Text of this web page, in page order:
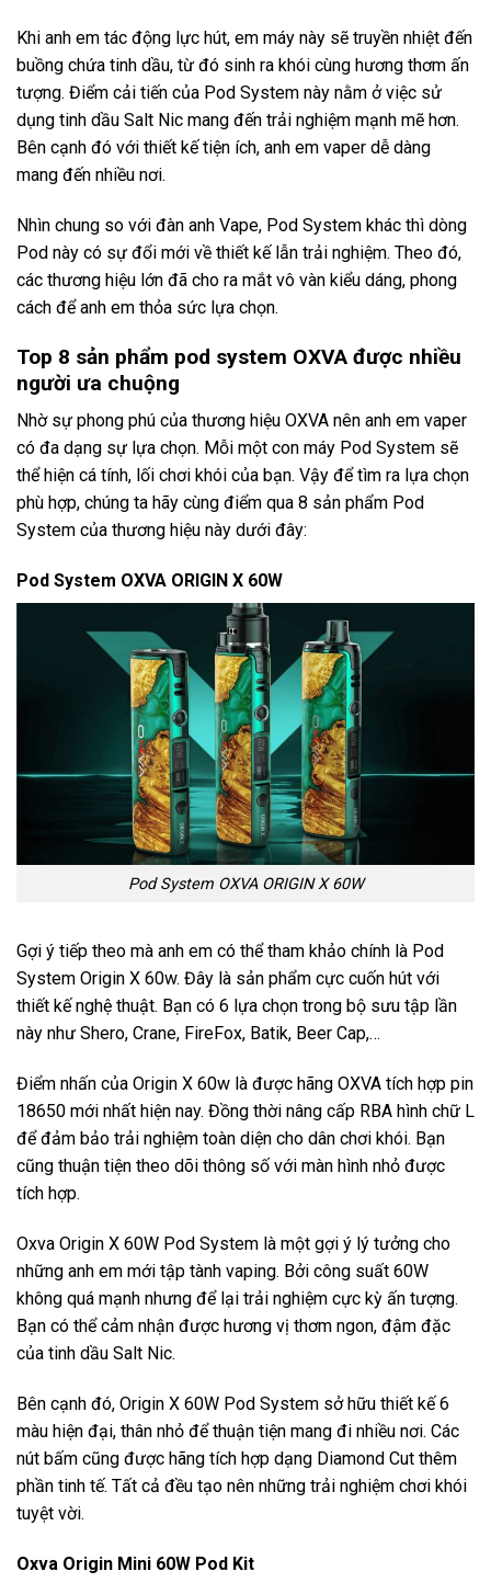
Khi anh em tác động lực hút, em máy này sẽ truyền nhiệt đến
buồng chứa tinh dầu, từ đó sinh ra khói cùng hương thơm ấn
tượng. Điểm cải tiến của Pod System này nằm ở việc sử
dụng tinh dầu Salt Nic mang đến trải nghiệm mạnh mẽ hơn.
Bên cạnh đó với thiết kế tiện ích, anh em vaper dễ dàng
mang đến nhiều nơi.
Nhìn chung so với đàn anh Vape, Pod System khác thì dòng
Pod này có sự đổi mới về thiết kế lẫn trải nghiệm. Theo đó,
các thương hiệu lớn đã cho ra mắt vô vàn kiểu dáng, phong
cách để anh em thỏa sức lựa chọn.
Top 8 sản phẩm pod system OXVA được nhiều
người ưa chuộng
Nhờ sự phong phú của thương hiệu OXVA nên anh em vaper
có đa dạng sự lựa chọn. Mỗi một con máy Pod System sẽ
thể hiện cá tính, lối chơi khói của bạn. Vậy để tìm ra lựa chọn
phù hợp, chúng ta hãy cùng điểm qua 8 sản phẩm Pod
System của thương hiệu này dưới đây:
Pod System OXVA ORIGIN X 60W
Pod System OXVA ORIGIN X 60W
Gợi ý tiếp theo mà anh em có thể tham khảo chính là Pod
System Origin X 60w. Đây là sản phẩm cực cuốn hút với
thiết kế nghệ thuật. Bạn có 6 lựa chọn trong bộ sưu tập lần
này như Shero, Crane, FireFox, Batik, Beer Cap,…
Điểm nhấn của Origin X 60w là được hãng OXVA tích hợp pin
18650 mới nhất hiện nay. Đồng thời nâng cấp RBA hình chữ L
để đảm bảo trải nghiệm toàn diện cho dân chơi khói. Bạn
cũng thuận tiện theo dõi thông số với màn hình nhỏ được
tích hợp.
Oxva Origin X 60W Pod System là một gợi ý lý tưởng cho
những anh em mới tập tành vaping. Bởi công suất 60W
không quá mạnh nhưng để lại trải nghiệm cực kỳ ấn tượng.
Bạn có thể cảm nhận được hương vị thơm ngon, đậm đặc
của tinh dầu Salt Nic.
Bên cạnh đó, Origin X 60W Pod System sở hữu thiết kế 6
màu hiện đại, thân nhỏ để thuận tiện mang đi nhiều nơi. Các
nút bấm cũng được hãng tích hợp dạng Diamond Cut thêm
phần tinh tế. Tất cả đều tạo nên những trải nghiệm chơi khói
tuyệt vời.
Oxva Origin Mini 60W Pod Kit